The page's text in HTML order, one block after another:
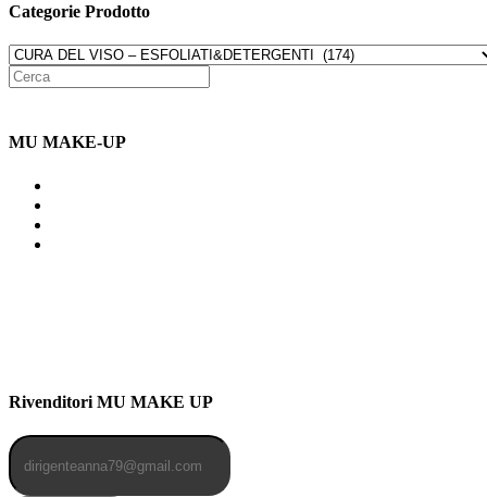
Categorie Prodotto
MU MAKE-UP
Rivenditori MU MAKE UP